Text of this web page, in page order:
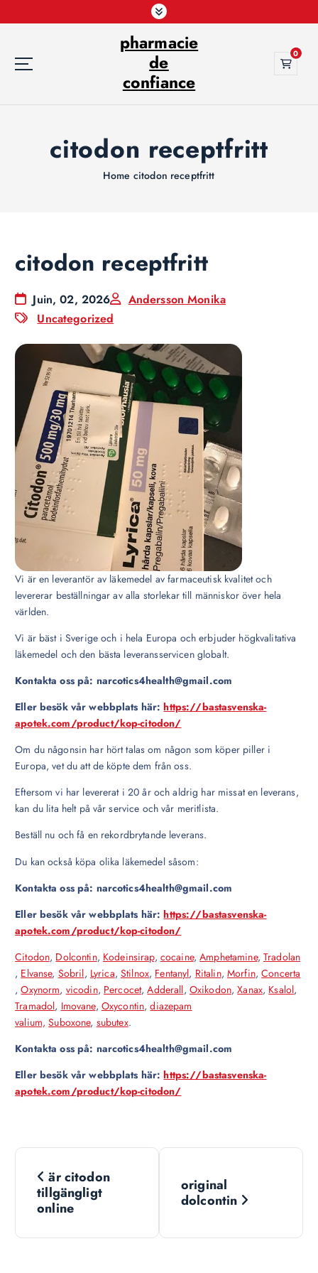
k
pharmacie
de
confiance
0
citodon receptfritt
Home citodon receptfritt
citodon receptfritt
Juin, 02, 2026
Andersson Monika
Uncategorized
Vi är en leverantör av läkemedel av farmaceutisk kvalitet och
levererar beställningar av alla storlekar till människor över hela
världen.
Vi är bäst i Sverige och i hela Europa och erbjuder högkvalitativa
läkemedel och den bästa leveransservicen globalt.
Kontakta oss på: narcotics4health@gmail.com
Eller besök vår webbplats här:https://bastasvenska-
apotek.com/product/kop-citodon/
Om du någonsin har hört talas om någon som köper piller i
Europa, vet du att de köpte dem från oss.
Eftersom vi har levererat i 20 år och aldrig har missat en leverans,
kan du lita helt på vår service och vår meritlista.
Beställ nu och få en rekordbrytande leverans.
Du kan också köpa olika läkemedel såsom:
Kontakta oss på: narcotics4health@gmail.com
Eller besök vår webbplats här:https://bastasvenska-
apotek.com/product/kop-citodon/
Citodon, Dolcontin, Kodeinsirap, cocaine,Amphetamine, Tradolan
, Elvanse, Sobril, Lyrica,Stilnox, Fentanyl, Ritalin,Morfin,Concerta
,Oxynorm, vicodin, Percocet,Adderall, Oxikodon,Xanax, Ksalol,
Tramadol, Imovane, Oxycontin,diazepam
valium, Suboxone, subutex.
Kontakta oss på: narcotics4health@gmail.com
Eller besök vår webbplats här:https://bastasvenska-
apotek.com/product/kop-citodon/
N
v
är citodon
tillgängligt
online
original
dolcontin